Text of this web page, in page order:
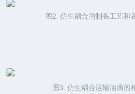
图2. 仿生耦合的制备工艺和
图3. 仿生耦合运输油滴的